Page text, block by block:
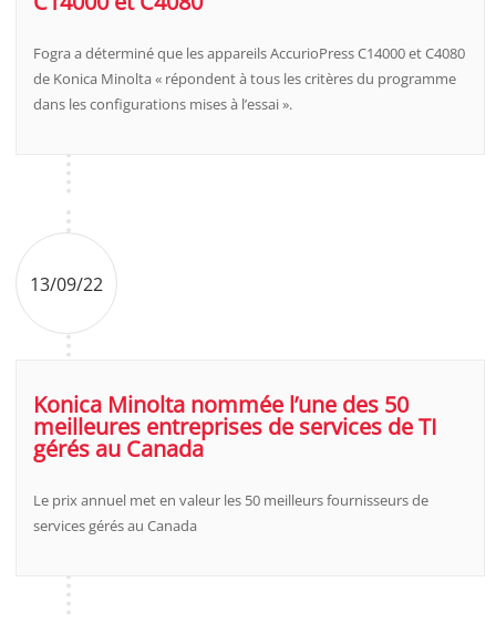
Fogra a déterminé que les appareils AccurioPress C14000 et C4080
de Konica Minolta « répondent à tous les critères du programme
dans les configurations mises à l’essai ».
13/09/22
Konica Minolta nommée l’une des 50
meilleures entreprises de services de TI
gérés au Canada
Le prix annuel met en valeur les 50 meilleurs fournisseurs de
services gérés au Canada